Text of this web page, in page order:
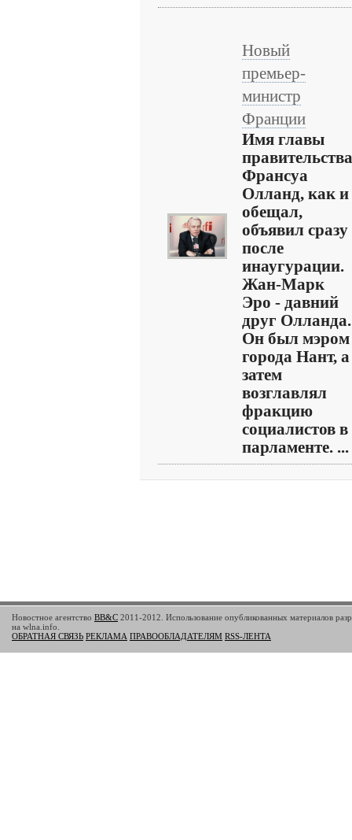
Новый
премьер-
министр
Франции
Имя главы
правительства
Франсуа
Олланд, как и
обещал,
объявил сразу
после
инаугурации.
Жан-Марк
Эро - давний
друг Олланда.
Он был мэром
города Нант, а
затем
возглавлял
фракцию
социалистов в
парламенте. ...
Новостное агентство BB&C 2011-2012. Использование опубликованных материалов
на wlna.info.
ОБРАТНАЯ СВЯЗЬ РЕКЛАМА ПРАВООБЛАДАТЕЛЯМ RSS-ЛЕНТА